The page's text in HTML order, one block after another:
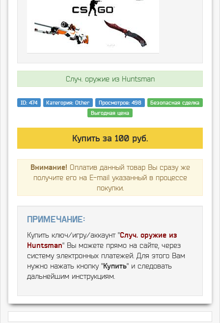
Случ. оружие из Huntsman
ID: 474 Категория: Other Просмотров: 498
Безопасная сделка
Выгодная цена
Купить за 100 руб.
Внимание! Оплатив данный товар Вы сразу же
получите его на E-mail указанный в процессе
покупки.
Примечание:
Купить ключ/игру/аккаунт "Случ. оружие из
Huntsman" Вы можете прямо на сайте, через
систему электронных платежей. Для этого Вам
нужно нажать кнопку "Купить" и следовать
дальнейшим инструкциям.